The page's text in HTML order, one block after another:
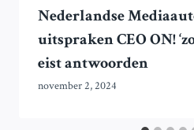
Nederlandse
uitspraken CEO ON!
eist antwoorden
november 2, 2024